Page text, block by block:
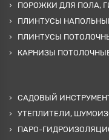
ПОРОЖКИ ДЛЯ ПОЛА,
ПЛИНТУСЫ
ПЛИНТУСЫ
КАРНИЗЫ
САДОВЫЙ
УТЕПЛИТЕЛИ,
ПАРО-